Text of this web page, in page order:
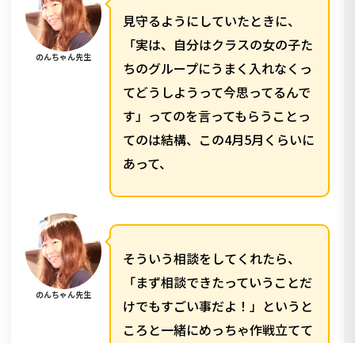
のんちゃん先生
見守るようにしていたときに、
「実は、自分はクラスの女の子た
ちのグループにうまく入れなくっ
てどうしようって今思ってるんで
す」ってのを言ってもらうことっ
てのは結構、この4月5月くらいに
あって、
のんちゃん先生
そういう相談をしてくれたら、
「まず相談できたっていうことだ
けでもすごい事だよ！」というと
ころと一緒にめっちゃ作戦立てて